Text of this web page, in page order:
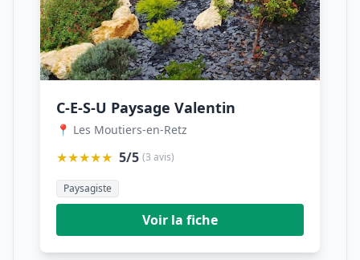
C-E-S-U Paysage Valentin
📍 Les Moutiers-en-Retz
★★★★★ 5/5 (3 avis)
Paysagiste
Voir la fiche